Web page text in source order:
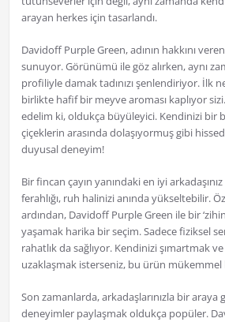
arayan herkes için tasarlandı.
Davidoff Purple Green, adının hakkını
sunuyor. Görünümü ile göz alırken, aynı
profiliyle damak tadınızı şenlendiriyor. İlk
birlikte hafif bir meyve aroması kaplıyor
edelim ki, oldukça büyüleyici. Kendinizi bir
çiçeklerin arasında dolaşıyormuş gibi
duyusal deneyim!
Bir fincan çayın yanındaki en iyi
ferahlığı, ruh halinizi anında yükseltebilir.
ardından, Davidoff Purple Green ile bir
yaşamak harika bir seçim. Sadece fiziksel
rahatlık da sağlıyor. Kendinizi şımartmak
uzaklaşmak isterseniz, bu ürün mükemmel
Son zamanlarda, arkadaşlarınızla bir
deneyimler paylaşmak oldukça popüler.